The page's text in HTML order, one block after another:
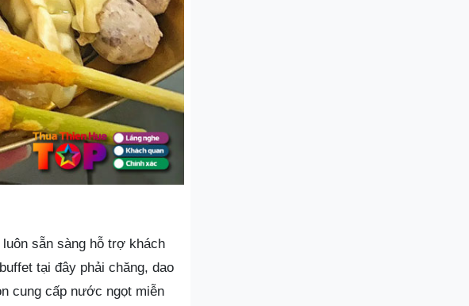
sẵn sàng hỗ trợ khách
tại đây phải chăng, dao
cung cấp nước ngọt miễn